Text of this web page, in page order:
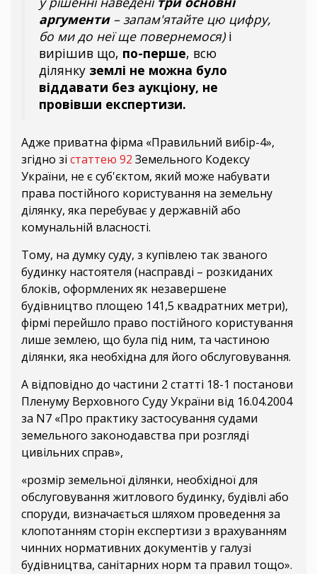
аргументи – запам'ятайте цю цифру,
бо ми до неї ще повернемося)і
вирішив що, по-перше, всю
ділянку землі не можна було
віддавати без аукціону, не
провівши експертизи.
Адже приватна фірма «Правильний вибір-4»,
згідно зі статтею 92 Земельного Кодексу
України, не є суб'єктом, який може набувати
права постійного користування на земельну
ділянку, яка перебуває у державній або
комунальній власності.
Тому, на думку суду, з купівлею так званого
будинку настоятеля (насправді – розкиданих
блоків, оформлених як незавершене
будівництво площею 141,5 квадратних метри),
фірмі перейшло право постійного користування
лише землею, що була під ним, та частиною
ділянки, яка необхідна для його обслуговування.
А відповідно до частини 2 статті 18-1 постанови
Пленуму Верховного Суду України від 16.04.2004
за N7 «Про практику застосування судами
земельного законодавства при розгляді
цивільних справ»,
«розмір земельної ділянки, необхідної для
обслуговування житлового будинку, будівлі або
споруди, визначається шляхом проведення за
клопотанням сторін експертизи з врахуванням
чинних нормативних документів у галузі
будівництва, санітарних норм та правил тощо».